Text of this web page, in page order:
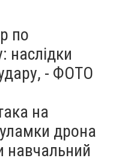
по
наслідки
- ФОТО
на
дрона
навчальний